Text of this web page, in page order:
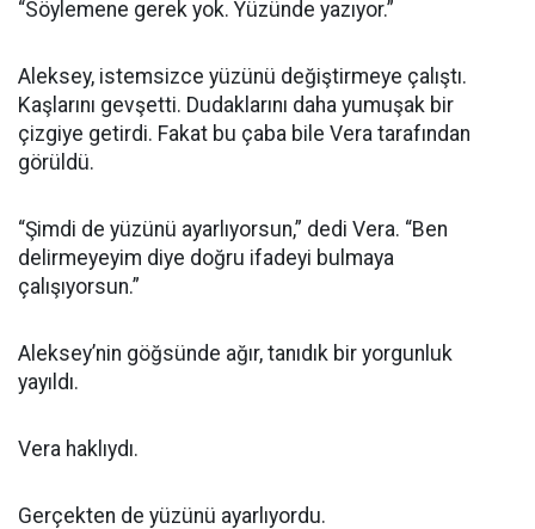
“Söylemene gerek yok. Yüzünde yazıyor.”
Aleksey, istemsizce yüzünü değiştirmeye çalıştı.
Kaşlarını gevşetti. Dudaklarını daha yumuşak bir
çizgiye getirdi. Fakat bu çaba bile Vera tarafından
görüldü.
“Şimdi de yüzünü ayarlıyorsun,” dedi Vera. “Ben
delirmeyeyim diye doğru ifadeyi bulmaya
çalışıyorsun.”
Aleksey’nin göğsünde ağır, tanıdık bir yorgunluk
yayıldı.
Vera haklıydı.
Gerçekten de yüzünü ayarlıyordu.